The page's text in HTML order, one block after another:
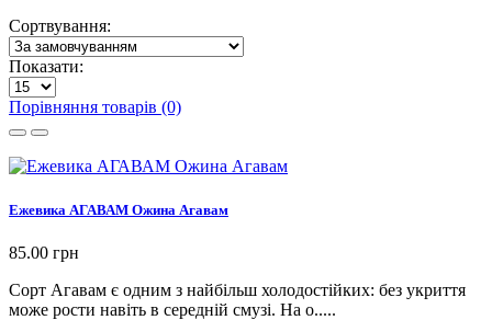
Сортвування:
Показати:
Порівняння товарів (0)
Ежевика АГАВАМ Ожина Агавам
85.00 грн
Сорт Агавам є одним з найбільш холодостійких: без укриття
може рости навіть в середній смузі. На о.....